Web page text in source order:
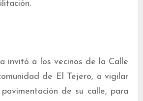
invitó a los vecinos de la Calle
de El Tejero, a vigilar
de su calle, para